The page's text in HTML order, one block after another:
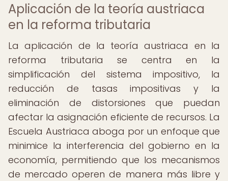
Aplicación de la teoría austriaca
en la reforma tributaria
La aplicación de la teoría austriaca en la
reforma tributaria se centra en la
simplificación del sistema impositivo, la
reducción de tasas impositivas y la
eliminación de distorsiones que puedan
afectar la asignación eficiente de recursos. La
Escuela Austriaca aboga por un enfoque que
minimice la interferencia del gobierno en la
economía, permitiendo que los mecanismos
de mercado operen de manera más libre y